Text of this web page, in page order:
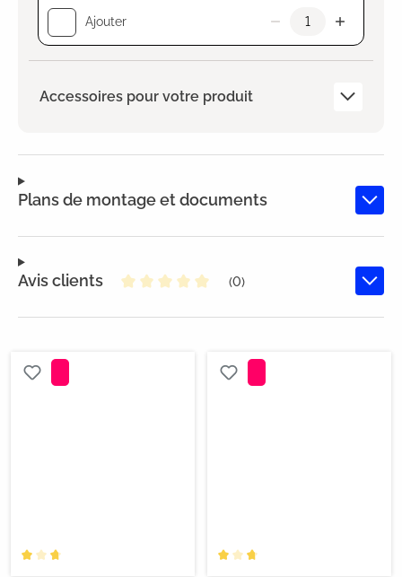
Ajouter
Accessoires pour votre produit
Plans de montage et documents
Avis clients
(0)